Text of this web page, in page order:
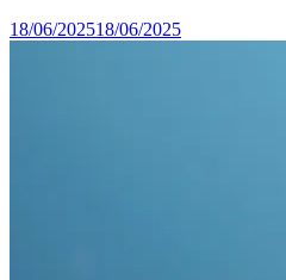
18/06/202518/06/2025